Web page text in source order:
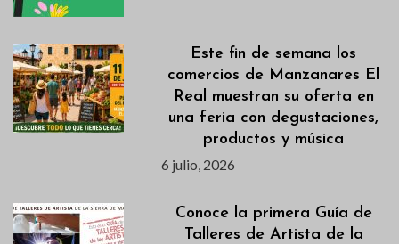
Este fin de semana los
comercios de Manzanares El
Real muestran su oferta en
una feria con degustaciones,
productos y música
6 julio, 2026
Conoce la primera Guía de
Talleres de Artista de la